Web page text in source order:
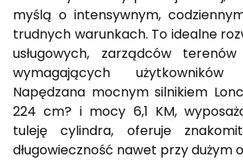
myślą o intensywnym,
trudnych warunkach. To idealne
usługowych, zarządców
wymagających użytkowników
Napędzana mocnym silnikiem
224 cm? i mocy 6,1 KM,
tuleję cylindra, oferuje
długowieczność nawet przy dużym